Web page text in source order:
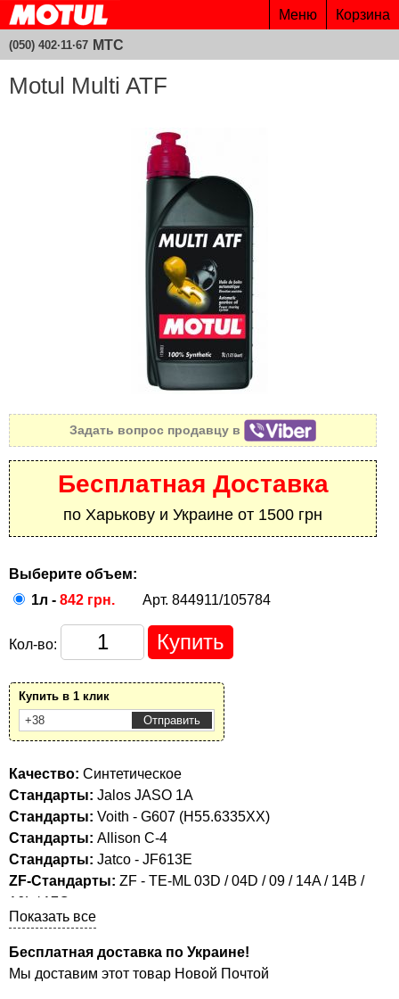
Motul Multi ATF
Задать вопрос продавцу в
Бесплатная Доставка
по Харькову и Украине от 1500 грн
Выберите объем:
1л - 842 грн. Арт. 844911/105784
Кол-во:
Купить в 1 клик
Качество: Синтетическое
Стандарты: Jalos JASO 1A
Стандарты: Voith - G607 (H55.6335XX)
Стандарты: Allison C-4
Стандарты: Jatco - JF613E
ZF-Стандарты: ZF - TE-ML 03D / 04D / 09 / 14A / 14B /
16L / 17C
Допуски: JAGUAR - M1375.4, JLM 20238, Jaguar Fluid
8432
Допуски:
MAZDA - JWS 3317, ATF M-V, 6-sp AT
Показать все
Бесплатная доставка по Украине!
Мы доставим этот товар Новой Почтой
Меню Корзина
(050) 402·11·67 МТС